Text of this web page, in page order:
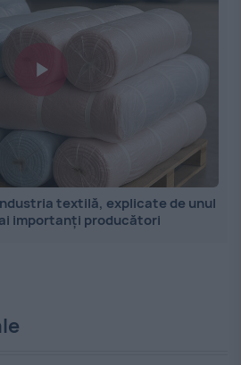
textilă, explicate de unul
importanți producători